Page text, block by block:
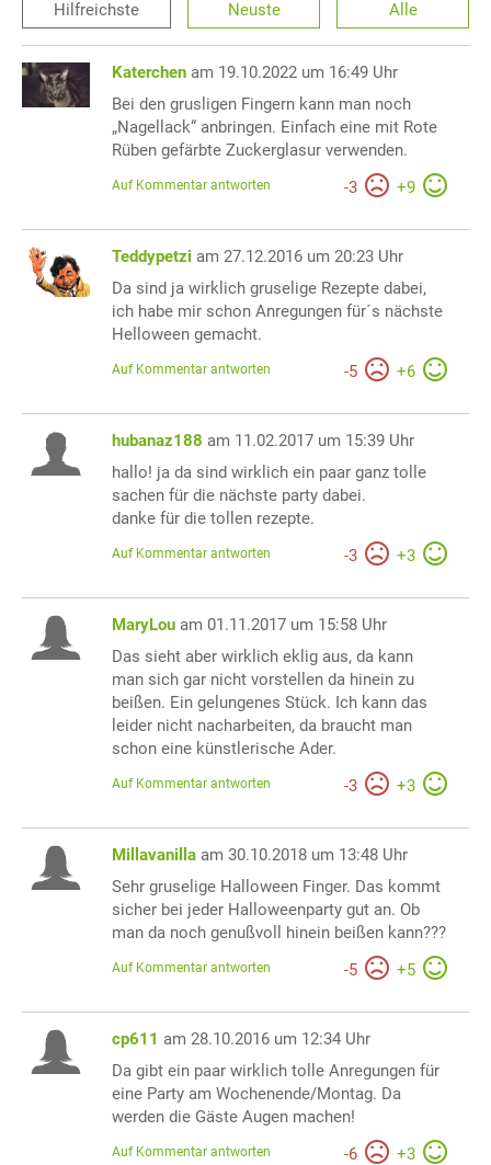
Hilfreichste Neuste Alle
Katerchen am 19.10.2022 um 16:49 Uhr
Bei den grusligen Fingern kann man noch
„Nagellack“ anbringen. Einfach eine mit Rote
Rüben gefärbte Zuckerglasur verwenden.
-3 +9
Auf Kommentar antworten
Teddypetzi am 27.12.2016 um 20:23 Uhr
Da sind ja wirklich gruselige Rezepte dabei,
ich habe mir schon Anregungen für´s nächste
Helloween gemacht.
-5 +6
Auf Kommentar antworten
hubanaz188 am 11.02.2017 um 15:39 Uhr
hallo! ja da sind wirklich ein paar ganz tolle
sachen für die nächste party dabei.
danke für die tollen rezepte.
-3 +3
Auf Kommentar antworten
MaryLou am 01.11.2017 um 15:58 Uhr
Das sieht aber wirklich eklig aus, da kann
man sich gar nicht vorstellen da hinein zu
beißen. Ein gelungenes Stück. Ich kann das
leider nicht nacharbeiten, da braucht man
schon eine künstlerische Ader.
-3 +3
Auf Kommentar antworten
Millavanilla am 30.10.2018 um 13:48 Uhr
Sehr gruselige Halloween Finger. Das kommt
sicher bei jeder Halloweenparty gut an. Ob
man da noch genußvoll hinein beißen kann???
-5 +5
Auf Kommentar antworten
cp611 am 28.10.2016 um 12:34 Uhr
Da gibt ein paar wirklich tolle Anregungen für
eine Party am Wochenende/Montag. Da
werden die Gäste Augen machen!
-6 +3
Auf Kommentar antworten